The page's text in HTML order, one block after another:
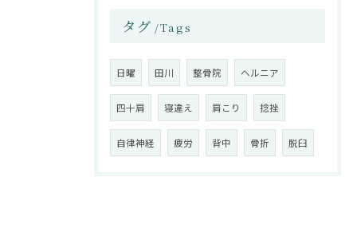
タグ Tags
日曜 田川 整骨院 ヘルニア
四十肩 寝違え 肩こり 捻挫
自律神経 疲労 背中 骨折 脱臼